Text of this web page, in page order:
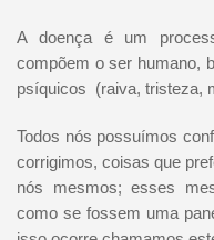
A doença é um
compõem o ser humano,
psíquicos (raiva, tristeza,
Todos nós possuímos
corrigimos, coisas que
nós mesmos; esses
como se fossem uma